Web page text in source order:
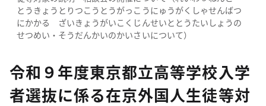
とうきょうとりつこうとうがっこうにゅうがくしゃせんばつ
にかかる ざいきょうがいこくじんせいととうたいしょうの
せつめい・そうだんかいのかいさいについて）
令和９年度東京都立高等学校入学
者選抜に係る在京外国人生徒等対